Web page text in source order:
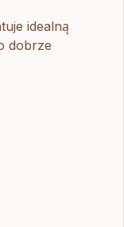
idealną
dobrze